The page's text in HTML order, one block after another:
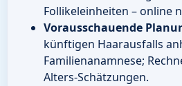
Follikeleinheiten – online
Vorausschauende
künftigen Haarausfalls
Familienanamnese;
Alters-Schätzungen.